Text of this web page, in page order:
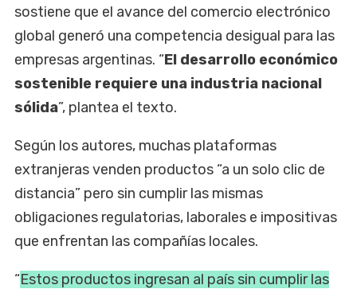
sostiene que el avance del comercio electrónico
global generó una competencia desigual para las
empresas argentinas. “El desarrollo económico
sostenible requiere una industria nacional
sólida”, plantea el texto.
Según los autores, muchas plataformas
extranjeras venden productos “a un solo clic de
distancia” pero sin cumplir las mismas
obligaciones regulatorias, laborales e impositivas
que enfrentan las compañías locales.
“Estos productos ingresan al país sin cumplir las